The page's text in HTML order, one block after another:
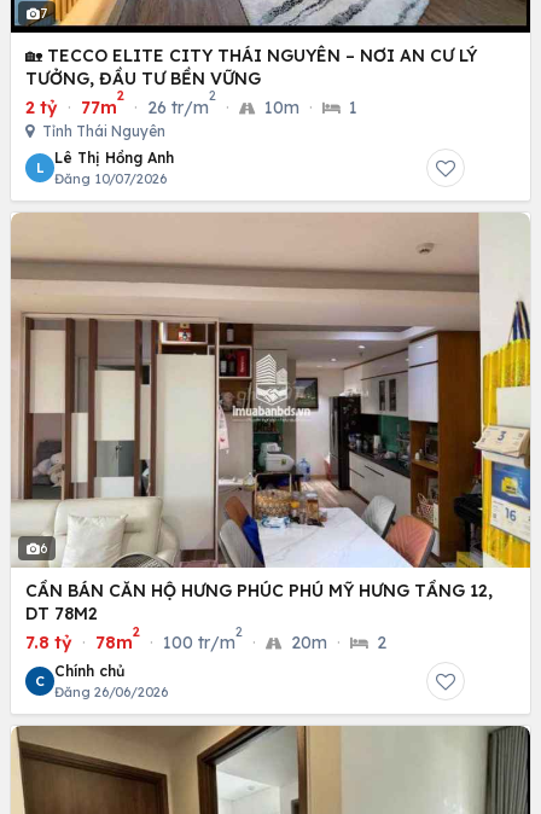
7
🏡 TECCO ELITE CITY THÁI NGUYÊN – NƠI AN CƯ LÝ
TƯỞNG, ĐẦU TƯ BỀN VỮNG
2 tỷ · 77m
2
· 26 tr/m
2
· 10m · 1
Tỉnh Thái Nguyên
L
Lê Thị Hồng Anh
Đăng 10/07/2026
6
CẦN BÁN CĂN HỘ HƯNG PHÚC PHÚ MỸ HƯNG TẦNG 12,
DT 78M2
7.8 tỷ · 78m
2
· 100 tr/m
2
· 20m · 2
C
Chính chủ
Đăng 26/06/2026